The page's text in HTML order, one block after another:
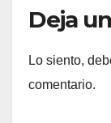
Deja
Lo siento,
comentario.